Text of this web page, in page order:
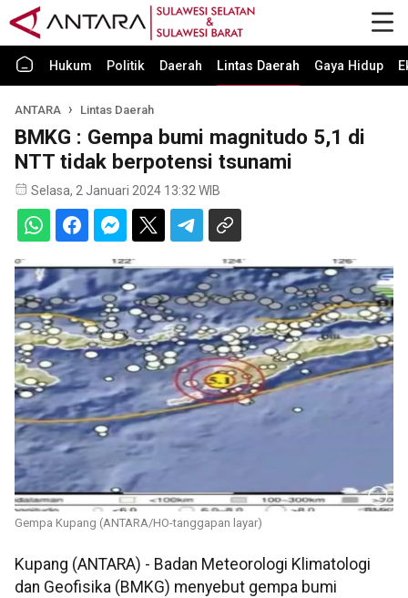
Hukum Politik Daerah Lintas Daerah Gaya Hidup
ANTARA Lintas Daerah
BMKG : Gempa bumi magnitudo 5,1 di
NTT tidak berpotensi tsunami
Selasa, 2 Januari 2024 13:32 WIB
Gempa Kupang (ANTARA/HO-tanggapan layar)
Kupang (ANTARA) - Badan Meteorologi Klimatologi
dan Geofisika (BMKG) menyebut gempa bumi